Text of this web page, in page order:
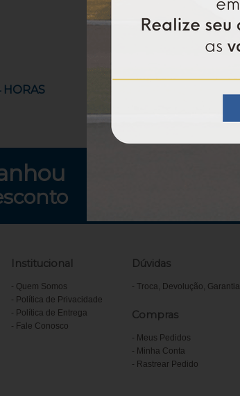
HORAS
Institucional
Quem Somos
Política de Privacidade
Política de Entrega
Fale Conosco
Dúvidas
Troca, Devolução, Garantia
Compras
Meus Pedidos
Minha Conta
Rastrear Pedido